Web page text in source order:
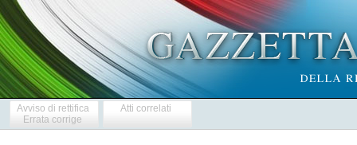
Avviso di rettifica
Errata corrige
Atti correlati